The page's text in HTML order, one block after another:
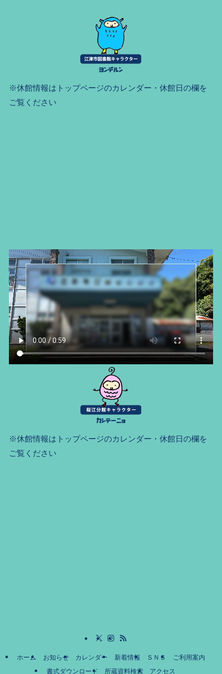
※休館情報はトップページのカレンダー・休館日の欄を
ご覧ください
※休館情報はトップページのカレンダー・休館日の欄を
ご覧ください
ホーム お知らせ カレンダー 新着情報 ＳＮＳ
ご利用案内
書式ダウンロード
所蔵資料検索 アクセス